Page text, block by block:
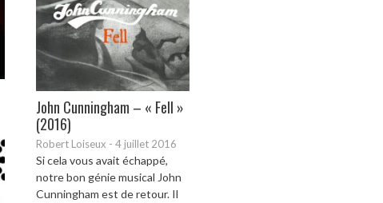
John Cunningham – « Fell »
(2016)
Robert Loiseux - 4 juillet 2016
Si cela vous avait échappé,
notre bon génie musical John
Cunningham est de retour. Il